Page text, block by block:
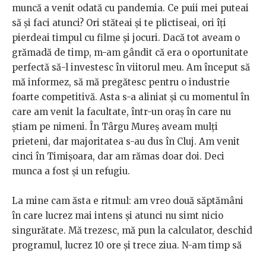
muncă a venit odată cu pandemia. Ce puii mei puteai
să și faci atunci? Ori stăteai și te plictiseai, ori îți
pierdeai timpul cu filme și jocuri. Dacă tot aveam o
grămadă de timp, m-am gândit că era o oportunitate
perfectă să-l investesc în viitorul meu. Am început să
mă informez, să mă pregătesc pentru o industrie
foarte competitivă. Asta s-a aliniat și cu momentul în
care am venit la facultate, într-un oraș în care nu
știam pe nimeni. În Târgu Mureș aveam mulți
prieteni, dar majoritatea s-au dus în Cluj. Am venit
cinci în Timișoara, dar am rămas doar doi. Deci
munca a fost și un refugiu.
La mine cam ăsta e ritmul: am vreo două săptămâni
în care lucrez mai intens și atunci nu simt nicio
singurătate. Mă trezesc, mă pun la calculator, deschid
programul, lucrez 10 ore și trece ziua. N-am timp să